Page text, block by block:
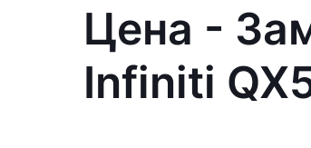
Цена -
Infiniti